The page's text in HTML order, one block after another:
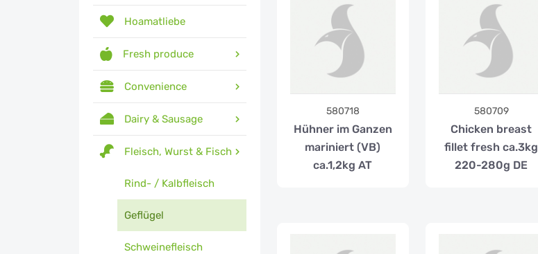
Hoamatliebe
Fresh produce
Convenience
Dairy & Sausage
Fleisch, Wurst & Fisch
Rind- / Kalbfleisch
Geflügel
Schweinefleisch
580718
Hühner im Ganzen
mariniert (VB)
ca.1,2kg AT
580709
Chicken breast
fillet fresh ca.3kg
220-280g DE